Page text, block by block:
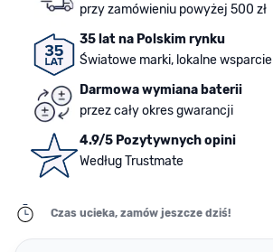
przy zamówieniu powyżej 500 zł
35 lat na Polskim rynku
Światowe marki, lokalne wsparcie
Darmowa wymiana baterii
przez cały okres gwarancji
4.9/5 Pozytywnych opini
Według Trustmate
Czas ucieka, zamów jeszcze dziś!